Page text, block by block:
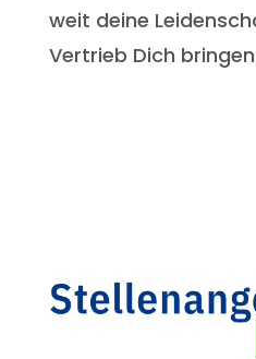
weit deine
Vertrieb Dich